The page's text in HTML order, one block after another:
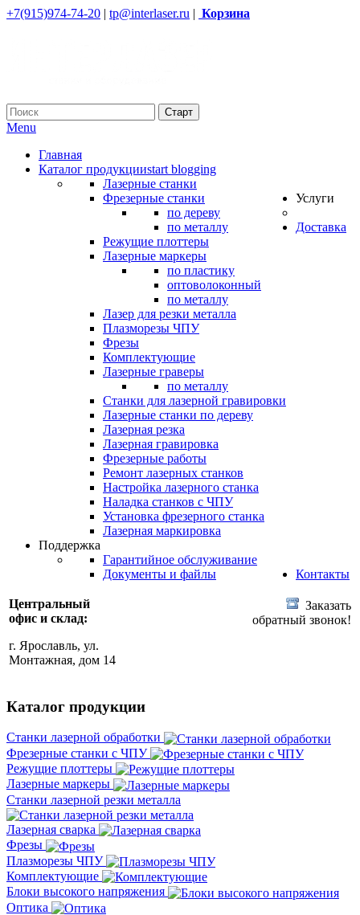
+7(915)974-74-20 | tp@interlaser.ru | Корзина
Menu
Главная
Каталог продукцииstart blogging
Лазерные станки
Фрезерные станки
по дереву
по металлу
Режущие плоттеры
Лазерные маркеры
по пластику
оптоволоконный
по металлу
Лазер для резки металла
Плазморезы ЧПУ
Фрезы
Комплектующие
Лазерные граверы
по металлу
Станки для лазерной гравировки
Лазерные станки по дереву
Услуги
Лазерная резка
Лазерная гравировка
Фрезерные работы
Ремонт лазерных станков
Настройка лазерного станка
Наладка станков с ЧПУ
Установка фрезерного станка
Лазерная маркировка
Доставка
Поддержка
Гарантийное обслуживание
Документы и файлы
Контакты
Центральный
офис и склад:
г. Ярославль, ул.
Монтажная, дом 14
Заказать
обратный звонок!
Каталог продукции
Станки лазерной обработки
Фрезерные станки с ЧПУ
Режущие плоттеры
Лазерные маркеры
Станки лазерной резки металла
Лазерная сварка
Фрезы
Плазморезы ЧПУ
Комплектующие
Блоки высокого напряжения
Оптика